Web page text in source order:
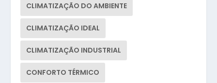
CLIMATIZAÇÃO DO AMBIENTE
CLIMATIZAÇÃO IDEAL
CLIMATIZAÇÃO INDUSTRIAL
CONFORTO TÉRMICO